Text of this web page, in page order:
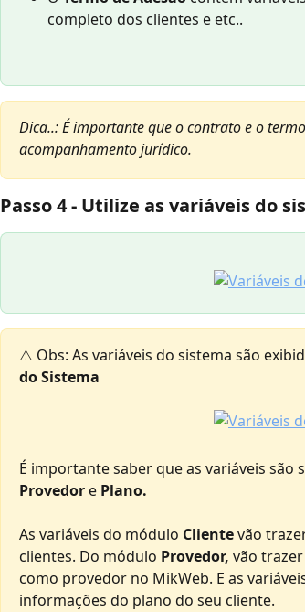
completo dos clientes e etc..
Dica..: É importante que o contrato e o
acompanhamento jurídico.
Passo 4 - Utilize as variáveis do
⚠️ Obs: As variáveis do sistema são
do Sistema
É importante saber que as variáveis são
Provedor e Plano.
As variáveis do módulo Cliente vão
clientes. Do módulo Provedor, vão
como provedor no MikWeb. E as
informações do plano do seu cliente.